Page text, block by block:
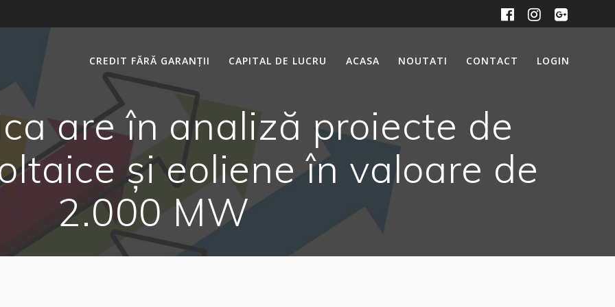
CREDIT FĂRĂ GARANȚII CAPITAL DE LUCRU ACASA NOUTATI CONTACT LOGIN
are în analiză proiecte de
și eoliene în valoare de
2.000 MW